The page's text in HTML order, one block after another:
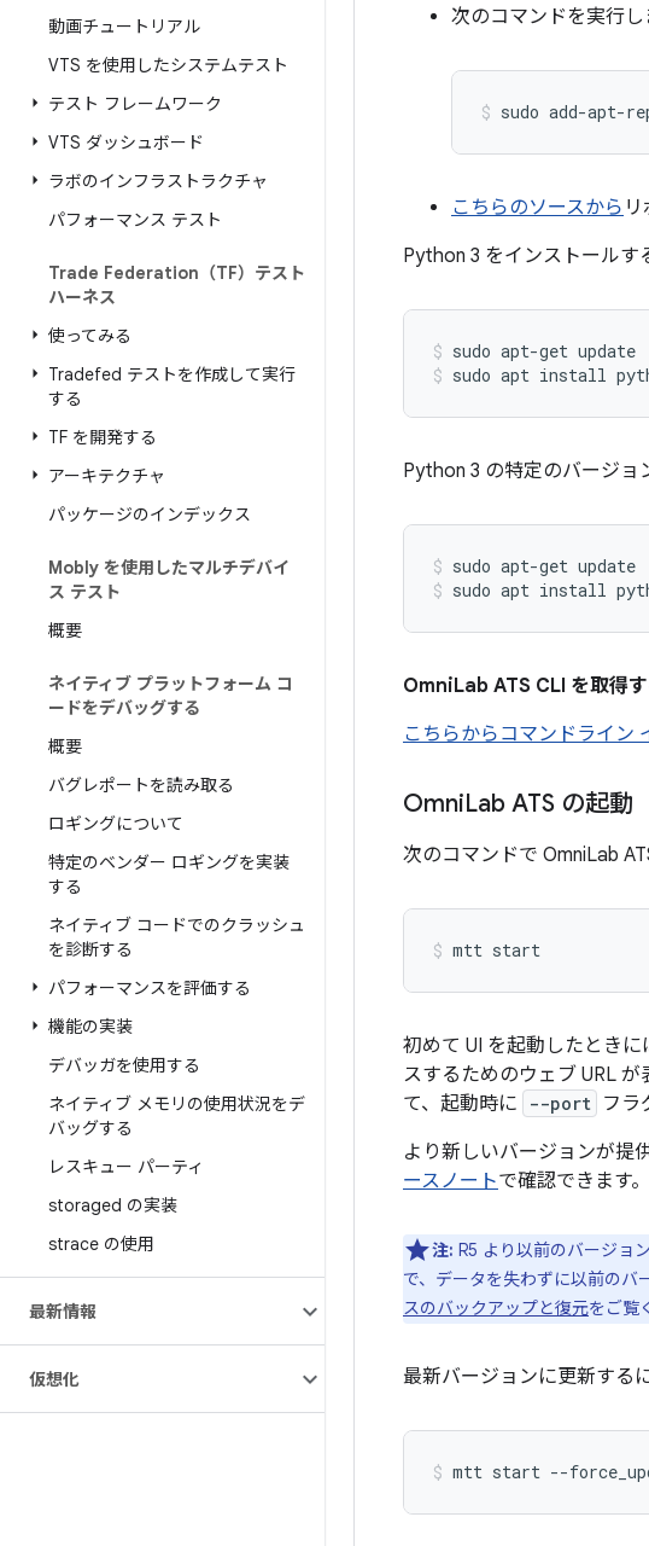
動画チュートリアル
VTS を使用したシステムテスト
テスト フレームワーク
VTS ダッシュボード
ラボのインフラストラクチャ
パフォーマンス テスト
Trade Federation（TF）テスト
ハーネス
使ってみる
Tradefed テストを作成して実行
する
TF を開発する
アーキテクチャ
パッケージのインデックス
Mobly を使用したマルチデバイ
ス テスト
概要
ネイティブ プラットフォーム コ
ードをデバッグする
概要
バグレポートを読み取る
ロギングについて
特定のベンダー ロギングを実装
する
ネイティブ コードでのクラッシュ
を診断する
パフォーマンスを評価する
機能の実装
デバッガを使用する
ネイティブ メモリの使用状況をデ
バッグする
レスキュー パーティ
storaged の実装
strace の使用
最新情報
仮想化
次のコマンドを実行し
こちらのソースから
Python 3 をインストールす
sudo apt-get update
sudo apt install
Python 3 の特定のバージョ
sudo apt-get update
sudo apt install
OmniLab ATS CLI を取得
こちらからコマンドライン
OmniLab ATS の起動
次のコマンドで OmniLab
初めて UI を起動したとき
スするためのウェブ URL
て、起動時に
--port フラ
より新しいバージョンが提
ースノートで確認できます。
注: R5 より以前のバージョ
で、データを失わずに以前のバ
スのバックアップと復元をご覧
最新バージョンに更新する